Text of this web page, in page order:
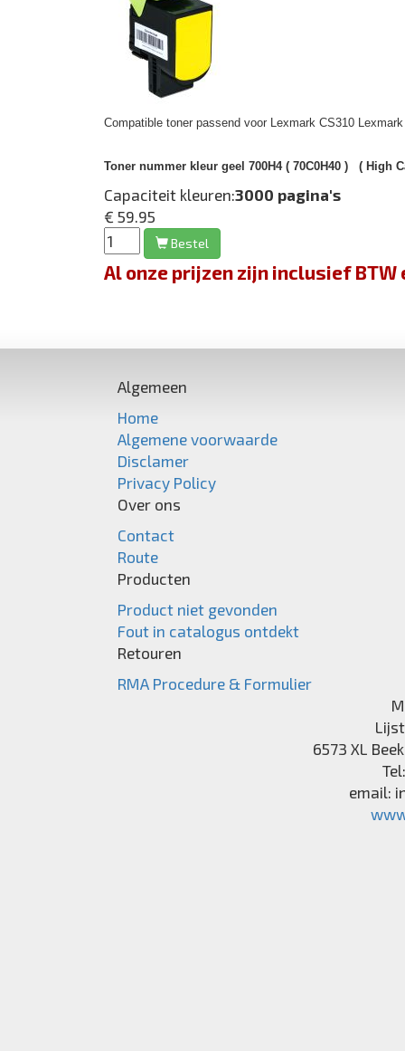
Compatible toner passend voor Lexmark CS310
Toner nummer kleur geel 700H4 ( 70C0H40 ) ( High
Capaciteit kleuren:3000 pagina's
€ 59.95
Bestel
Al onze prijzen zijn inclusief
Algemeen
Home
Algemene voorwaarde
Disclamer
Privacy Policy
Over ons
Contact
Route
Producten
Product niet gevonden
Fout in catalogus ontdekt
Retouren
RMA Procedure & Formulier
6573 XL
email: